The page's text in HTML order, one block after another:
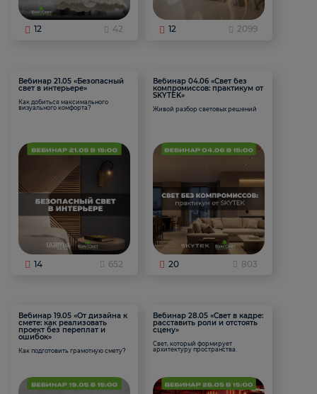
12 42 12 2099
Вебинар 21.05 «Безопасный
свет в интерьере»
Как добиться максимального
визуального комфорта?
14 652
Вебинар 04.06 «Свет без
компромиссов: практикум от
SKYTEK»
Живой разбор световых решений
20 803
Вебинар 19.05 «От дизайна к
смете: как реализовать
проект без переплат и
ошибок»
Как подготовить грамотную смету?
Вебинар 28.05 «Свет в кадре:
расставить роли и отстоять
сцену»
Свет, который формирует
архитектуру пространства.